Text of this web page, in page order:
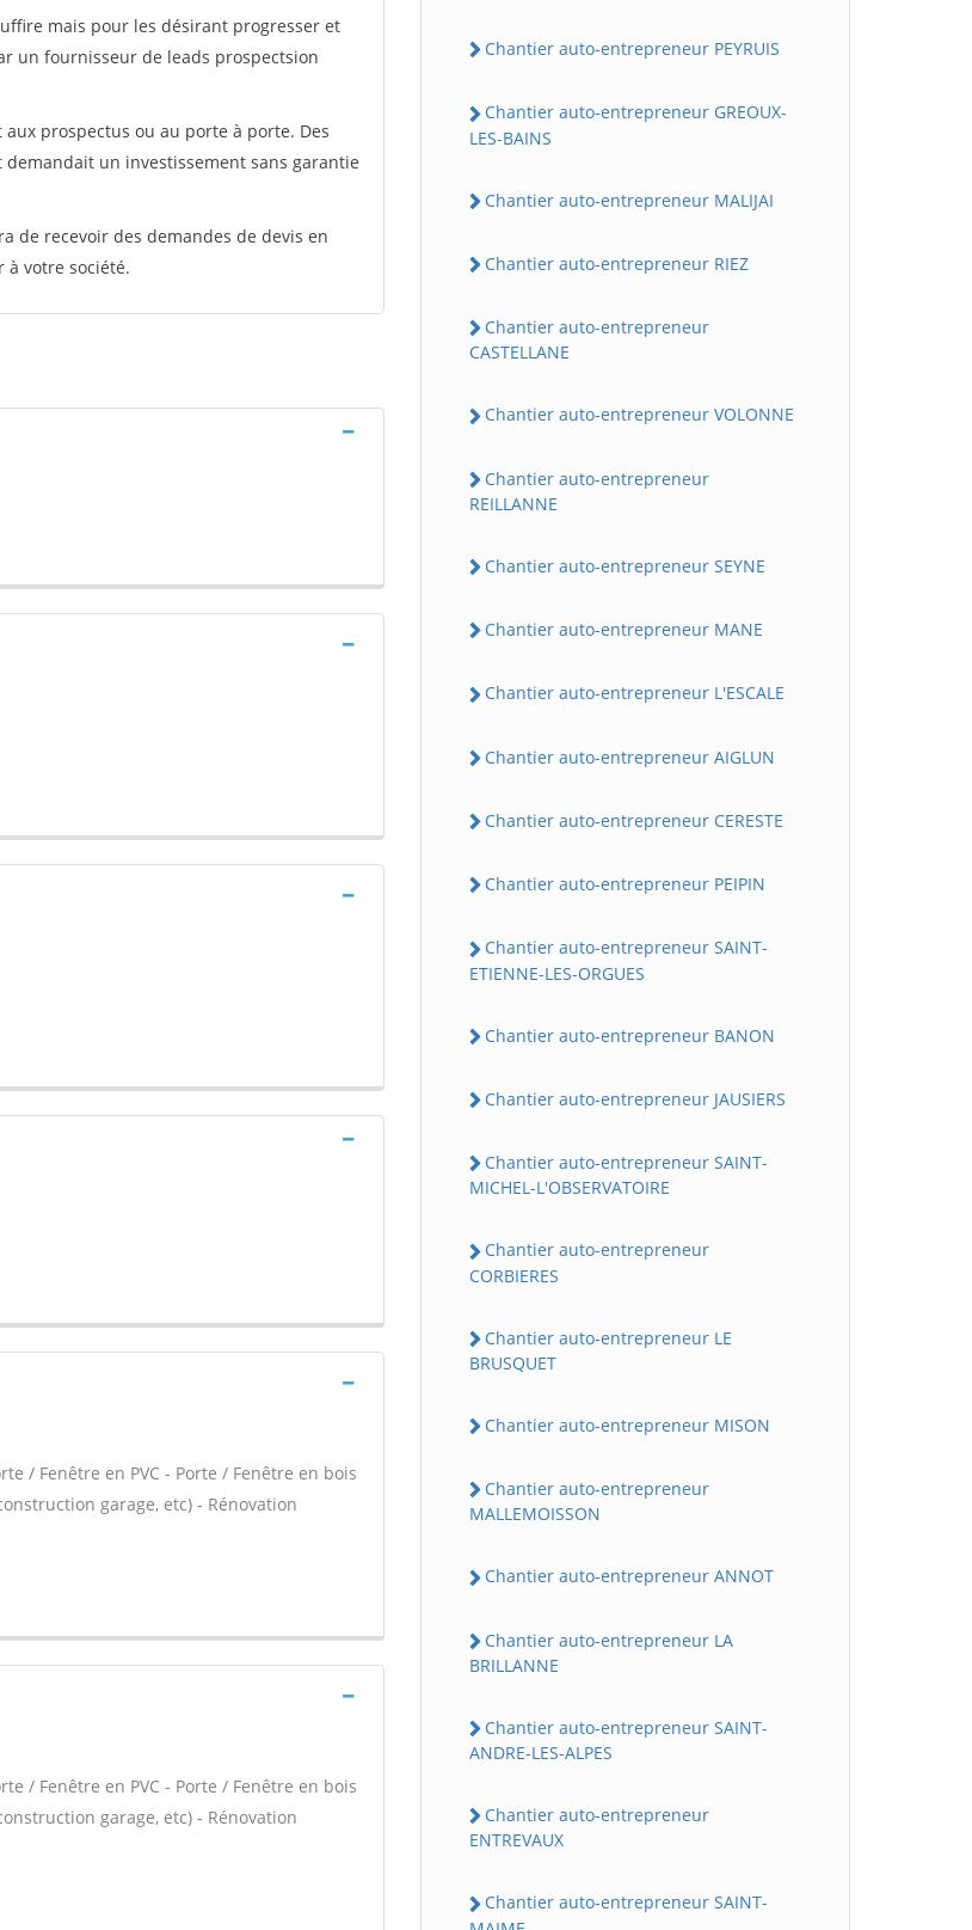
mais pour les désirant progresser et
un fournisseur de leads prospectsion
prospectus ou au porte à porte. Des
un investissement sans garantie
de recevoir des demandes de devis en
votre société.
/ Fenêtre en PVC - Porte / Fenêtre en bois
garage, etc) - Rénovation
/ Fenêtre en PVC - Porte / Fenêtre en bois
garage, etc) - Rénovation
Chantier auto-entrepreneur PEYRUIS
Chantier auto-entrepreneur GREOUX-
LES-BAINS
Chantier auto-entrepreneur MALIJAI
Chantier auto-entrepreneur RIEZ
Chantier auto-entrepreneur
CASTELLANE
Chantier auto-entrepreneur VOLONNE
Chantier auto-entrepreneur
REILLANNE
Chantier auto-entrepreneur SEYNE
Chantier auto-entrepreneur MANE
Chantier auto-entrepreneur L'ESCALE
Chantier auto-entrepreneur AIGLUN
Chantier auto-entrepreneur CERESTE
Chantier auto-entrepreneur PEIPIN
Chantier auto-entrepreneur SAINT-
ETIENNE-LES-ORGUES
Chantier auto-entrepreneur BANON
Chantier auto-entrepreneur JAUSIERS
Chantier auto-entrepreneur SAINT-
MICHEL-L'OBSERVATOIRE
Chantier auto-entrepreneur
CORBIERES
Chantier auto-entrepreneur LE
BRUSQUET
Chantier auto-entrepreneur MISON
Chantier auto-entrepreneur
MALLEMOISSON
Chantier auto-entrepreneur ANNOT
Chantier auto-entrepreneur LA
BRILLANNE
Chantier auto-entrepreneur SAINT-
ANDRE-LES-ALPES
Chantier auto-entrepreneur
ENTREVAUX
Chantier auto-entrepreneur SAINT-